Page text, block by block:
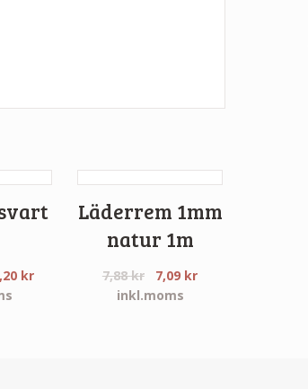
kr
Läderrem 1mm
natur 1m
7,88kr 7,09 kr
inkl.moms